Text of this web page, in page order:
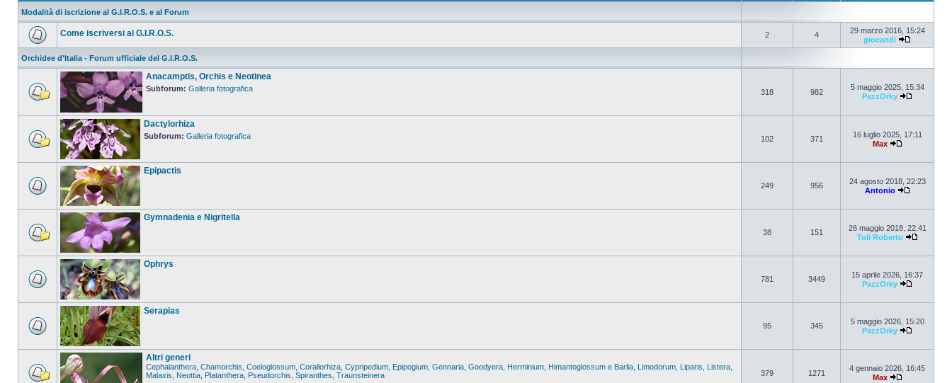
Modalità di iscrizione al G.I.R.O.S. e al Forum
Come iscriversi al G.I.R.O.S. 2 4
29 marzo 2016, 15:24
giocandi
Orchidee d'Italia - Forum ufficiale del G.I.R.O.S.
Anacamptis, Orchis e Neotinea
Subforum: Galleria fotografica 318 982
5 maggio 2025, 15:34
PazzOrky
Dactylorhiza
Subforum: Galleria fotografica 102 371
16 luglio 2025, 17:11
Max
Epipactis
249 956
24 agosto 2018, 22:23
Antonio
Gymnadenia e Nigritella
38 151
26 maggio 2018, 22:41
Toli Roberto
Ophrys
781 3449
15 aprile 2026, 16:37
PazzOrky
Serapias
95 345
5 maggio 2026, 15:20
PazzOrky
Altri generi
Cephalanthera Chamorchis Coeloglossum Corallorhiza Cypripedium Epipogium Gennaria Goodyera Herminium Himantoglossum e Barlia Limodorum Liparis Listera
Malaxis
Neottia Platanthera Pseudorchis Spiranthes Traunsteinera 379 1271
4 gennaio 2026, 16:45
Max